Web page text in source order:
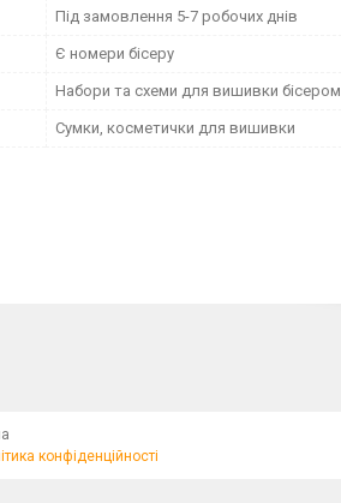
Під замовлення 5-7 робочих днів
Є номери бісеру
Набори та схеми для вишивки бісером
Сумки, косметички для вишивки
конфіденційності